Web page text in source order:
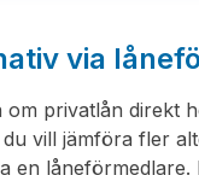
via
om privatlån direkt
vill jämföra fler
en låneförmedlare.